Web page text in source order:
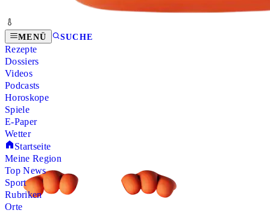
MENÜ SUCHE
Rezepte
Dossiers
Videos
Podcasts
Horoskope
Spiele
E-Paper
Wetter
Startseite
Meine Region
Top News
Sport
Rubriken
Orte